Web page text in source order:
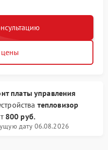
платы управления
тепловизор
800 руб.
дату 06.08.2026